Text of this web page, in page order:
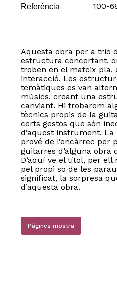
Referència 100-
Aquesta obra per a trio
estructura concertant,
troben en el mateix pla,
interacció. Les
temàtiques es van
músics, creant una
canviant. Hi trobarem
tècnics propis de la
certs gestos que són
d’aquest instrument. La
prové de l’encàrrec per
guitarres d’alguna obra
D’aquí ve el títol, per ell
pel propi so de les
significat, la sorpresa
d’aquesta obra.
Pàgines mostra